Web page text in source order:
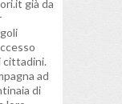
già da
cittadini.
ad
di